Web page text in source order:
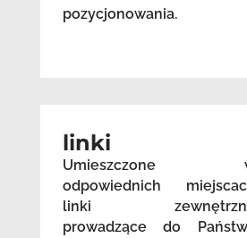
pozycjonowania.
linki
Umieszczone
odpowiednich
linki
prowadzące do